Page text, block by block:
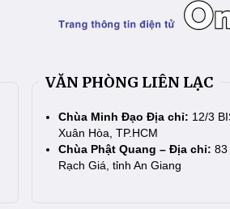
VĂN PHÒNG LIÊN LẠC
Chùa Minh Đạo Địa chỉ: 12/3
Xuân Hòa, TP.HCM
Chùa Phật Quang – Địa chỉ: 83
Rạch Giá, tỉnh An Giang